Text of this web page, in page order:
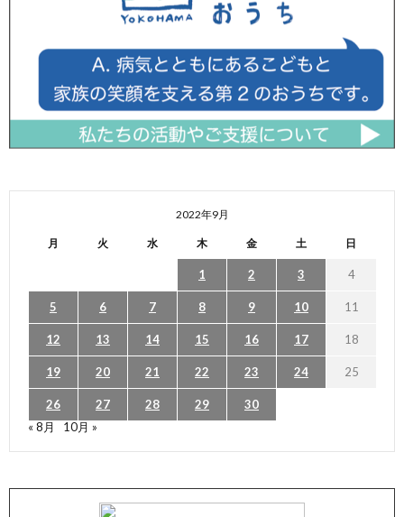
2022年9月
月 火 水 木 金 土 日
1 2 3 4
5 6 7 8 9 10 11
12 13 14 15 16 17 18
19 20 21 22 23 24 25
26 27 28 29
30
« 8月
10月 »